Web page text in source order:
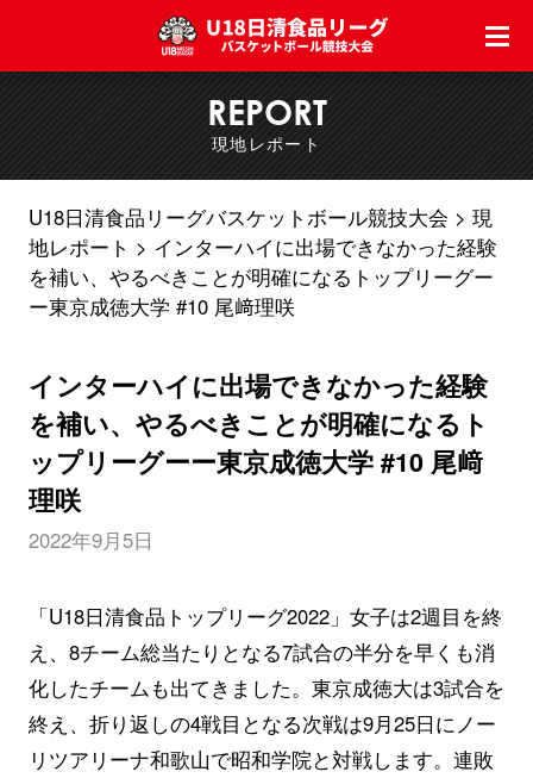
REPORT
現地レポート
U18日清食品リーグバスケットボール競技大会
現
地レポート
インターハイに出場できなかった経験
を補い、やるべきことが明確になるトップリーグー
ー東京成徳大学 #10 尾﨑理咲
インターハイに出場できなかった経験
を補い、やるべきことが明確になるト
ップリーグーー東京成徳大学 #10 尾﨑
理咲
2022年9月5日
「U18日清食品トップリーグ2022」女子は2週目を終
え、8チーム総当たりとなる7試合の半分を早くも消
化したチームも出てきました。東京成徳大は3試合を
終え、折り返しの4戦目となる次戦は9月25日にノー
リツアリーナ和歌山で昭和学院と対戦します。連敗